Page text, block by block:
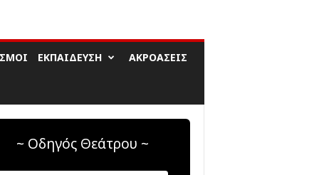
ΕΚΠΑΊΔΕΥΣΗ ΑΚΡΟΆΣΕΙΣ
~ Οδηγός Θεάτρου ~